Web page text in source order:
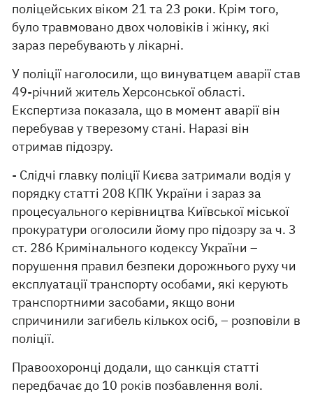
поліцейських віком 21 та 23 роки. Крім того,
було травмовано двох чоловіків і жінку, які
зараз перебувають у лікарні.
У поліції наголосили, що винуватцем аварії став
49-річний житель Херсонської області.
Експертиза показала, що в момент аварії він
перебував у тверезому стані. Наразі він
отримав підозру.
- Слідчі главку поліції Києва затримали водія у
порядку статті 208 КПК України і зараз за
процесуального керівництва Київської міської
прокуратури оголосили йому про підозру за ч. 3
ст. 286 Кримінального кодексу України –
порушення правил безпеки дорожнього руху чи
експлуатації транспорту особами, які керують
транспортними засобами, якщо вони
спричинили загибель кількох осіб, – розповіли в
поліції.
Правоохоронці додали, що санкція статті
передбачає до 10 років позбавлення волі.